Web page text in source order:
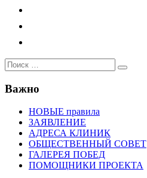
Поиск
Поиск
Важно
НОВЫЕ правила
ЗАЯВЛЕНИЕ
АДРЕСА КЛИНИК
ОБЩЕСТВЕННЫЙ СОВЕТ
ГАЛЕРЕЯ ПОБЕД
ПОМОЩНИКИ ПРОЕКТА